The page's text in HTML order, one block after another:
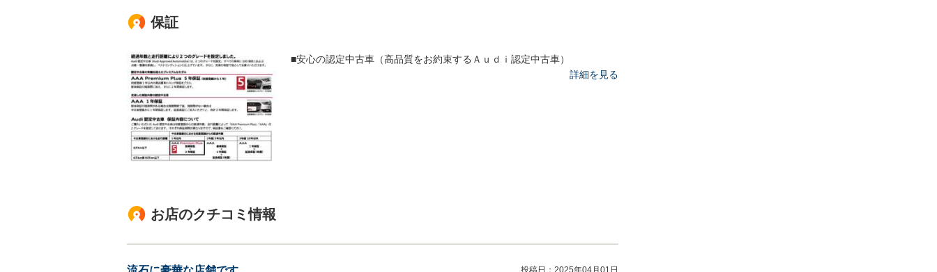
保証
■安心の認定中古車（高品質をお約束するＡｕｄｉ認定中古車）
詳細を見る
お店のクチコミ情報
投稿日： 2025年04月01日